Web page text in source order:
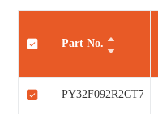
Part No.
PY32F092R2CT7